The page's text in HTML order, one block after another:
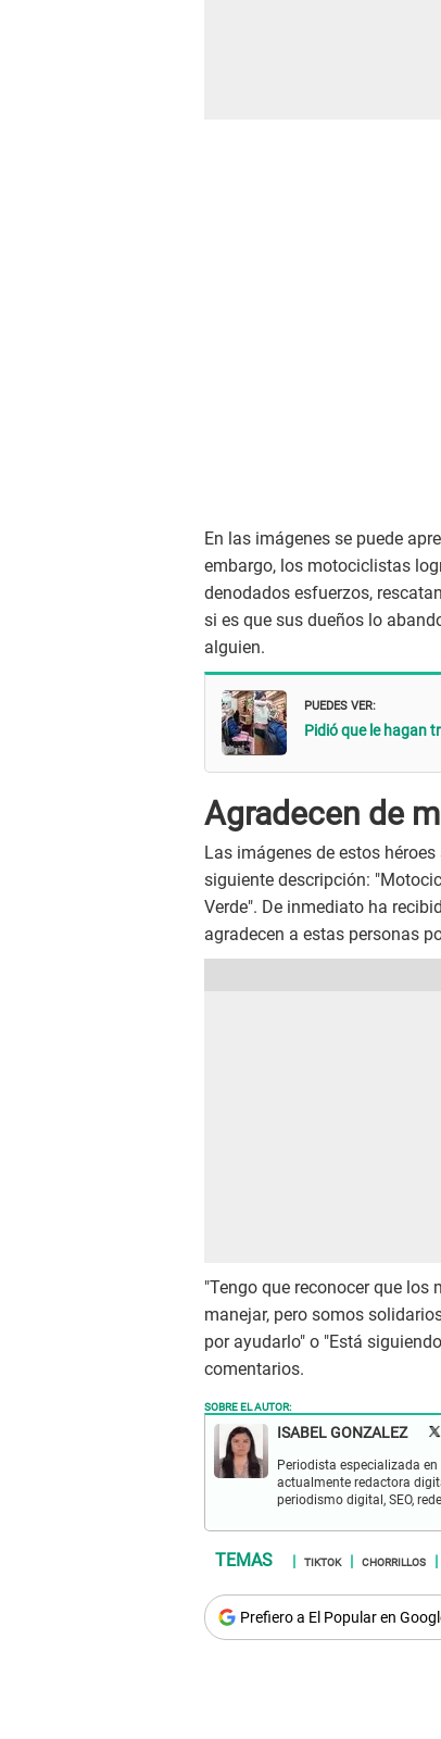
En las imágenes se puede
embargo, los motociclistas
denodados esfuerzos,
si es que sus dueños lo
alguien.
PUEDES VER:
Pidió que le hagan
Agradecen de
Las imágenes de estos
siguiente descripción:
Verde". De inmediato ha
agradecen a estas personas
"Tengo que reconocer que
manejar, pero somos
por ayudarlo" o "Está
comentarios.
SOBRE EL AUTOR:
ISABEL GONZALEZ
Periodista especializada
actualmente redactora
periodismo digital, SEO,
TIKTOK CHORRILLOS
Prefiero a El Popular en